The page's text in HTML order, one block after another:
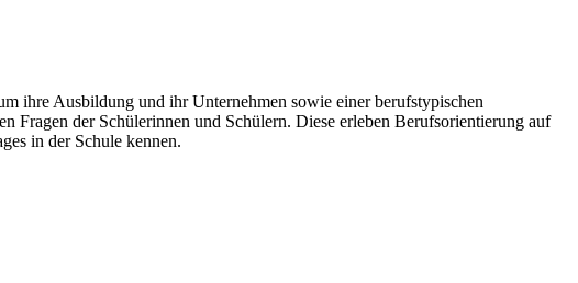
ihre Ausbildung und ihr Unternehmen sowie einer berufstypischen
der Schülerinnen und Schülern. Diese erleben Berufsorientierung auf
in der Schule kennen.